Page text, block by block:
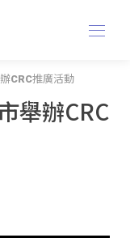
CRC推廣活動
舉辦CRC